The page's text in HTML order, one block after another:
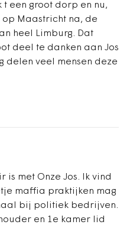
t een groot dorp en nu,
op Maastricht na, de
heel Limburg. Dat
deel te danken aan Jos
delen veel mensen deze
is met Onze Jos. Ik vind
maffia praktijken mag
bij politiek bedrijven.
en 1e kamer lid